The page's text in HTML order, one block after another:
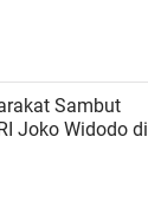
Sambut
Joko Widodo di